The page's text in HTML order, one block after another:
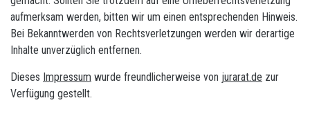
aufmerksam werden, bitten wir um einen entsprechenden Hinweis.
Bei Bekanntwerden von Rechtsverletzungen werden wir derartige
Inhalte unverzüglich entfernen.
Dieses Impressum wurde freundlicherweise von jurarat.de zur
Verfügung gestellt.